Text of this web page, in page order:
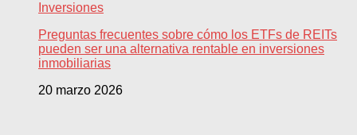
Inversiones
Preguntas frecuentes sobre cómo los ETFs de REITs
pueden ser una alternativa rentable en inversiones
inmobiliarias
20 marzo 2026